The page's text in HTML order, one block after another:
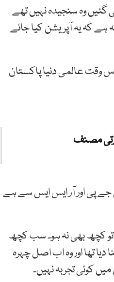
گئیں وہ سنجیدہ نہیں تھے
ہے کہ یہ آپریشن کیا جائے
وقت عالمی دنیا پاکستان
مصنف
جے پی اور آر ایس ایس سے ہے
تو کچھ بھی نہ ہو۔ سب کچھ
تھا اور وہ اب اصل چہرہ
کوئی تجربہ نہیں۔